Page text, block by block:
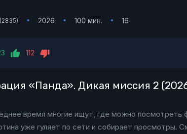
(2835) 2026 100 мин. 16
112
«Панда». Дикая миссия 2
время многие ищут, где можно
уже гуляет по сети и собирает просмотры.